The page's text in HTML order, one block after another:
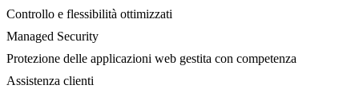
Controllo e flessibilità ottimizzati
Managed Security
Protezione delle applicazioni web gestita con competenza
Assistenza clienti